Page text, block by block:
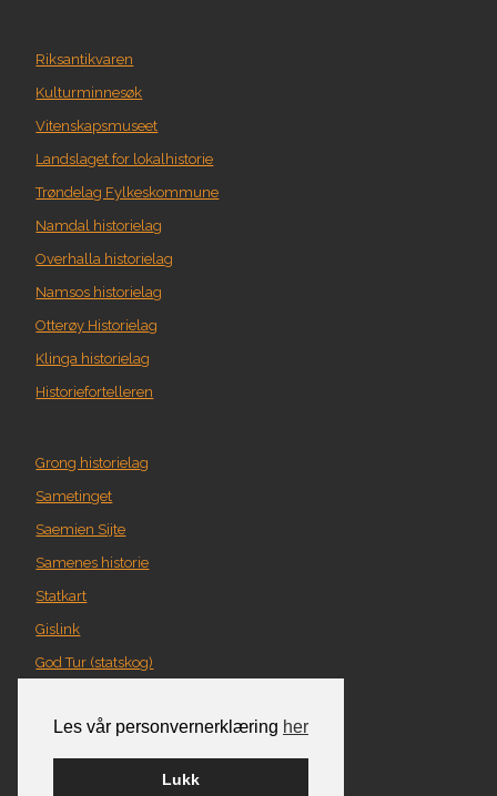
Les vår personvernerklæring her
Lukk
Riksantikvaren
Kulturminnesøk
Vitenskapsmuseet
Landslaget for lokalhistorie
Trøndelag Fylkeskommune
Namdal historielag
Overhalla historielag
Namsos historielag
Otterøy Historielag
Klinga historielag
Historiefortelleren
Grong historielag
Sametinget
Saemien Sijte
Samenes historie
Statkart
Gislink
God Tur (statskog)
Norgeskart
Turplanlegger